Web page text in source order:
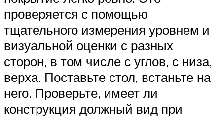
проверяется с помощью
тщательного измерения уровнем и
визуальной оценки с разных
сторон, в том числе с углов, с низа,
верха. Поставьте стол, встаньте на
него. Проверьте, имеет ли
конструкция должный вид при